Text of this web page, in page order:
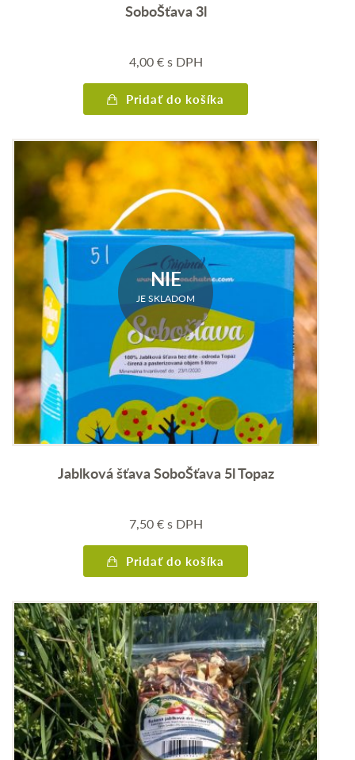
SoboŠťava 3l
4,00€s DPH
Pridať do košíka
NIE
JE SKLADOM
Jablková šťava SoboŠťava 5l Topaz
7,50€s DPH
Pridať do košíka